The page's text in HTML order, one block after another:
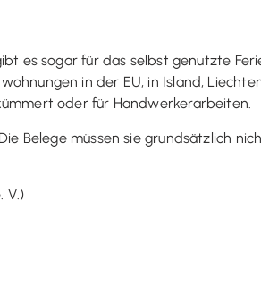
es sogar für das selbst genutzte
in der EU, in Island,
oder für Handwerkerarbeiten.
Belege müssen sie grundsätzlich
V.)